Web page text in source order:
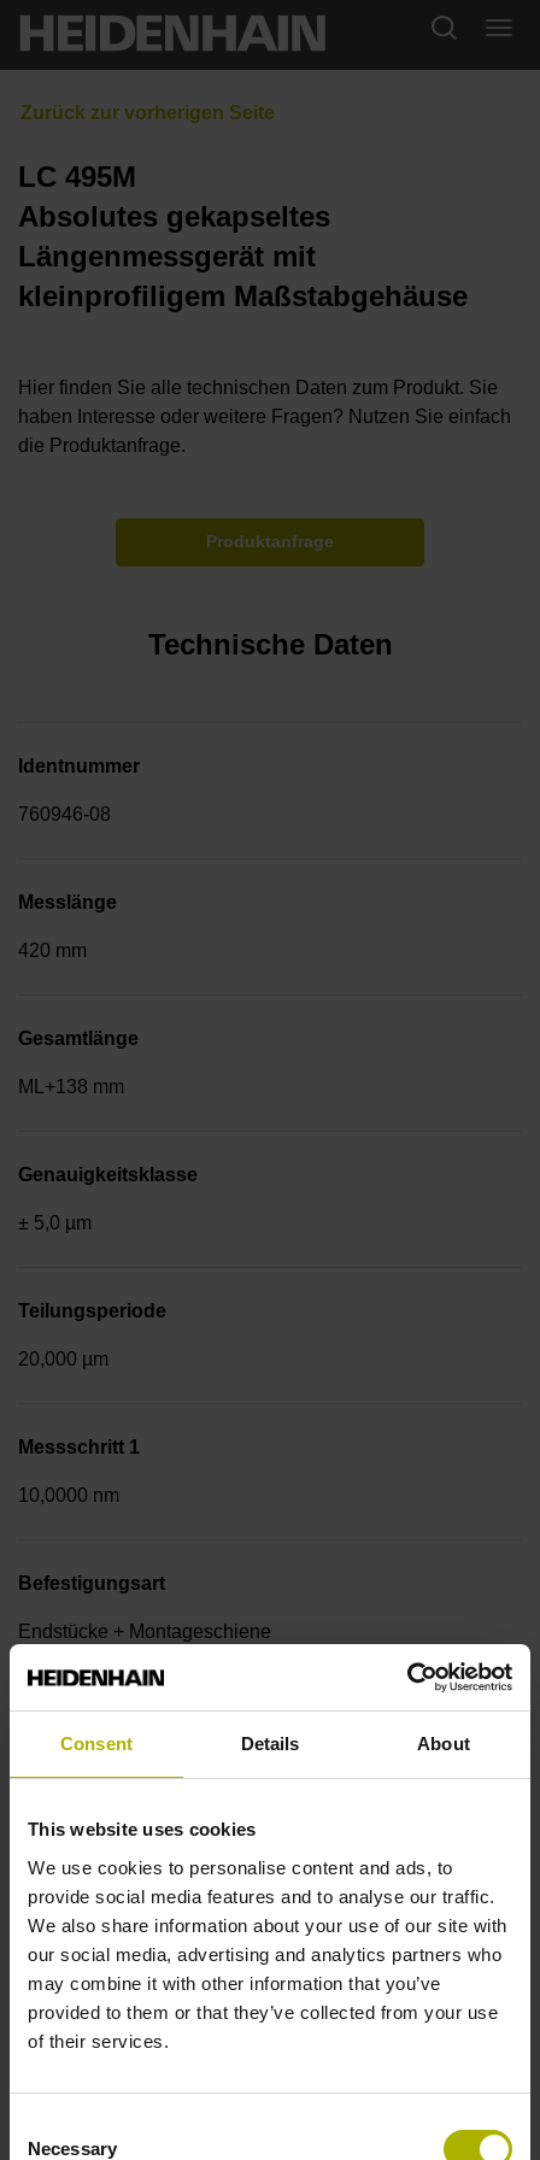
Consent Details About
This website uses cookies
We use cookies to personalise content and ads, to
provide social media features and to analyse our traffic.
We also share information about your use of our site with
our social media, advertising and analytics partners who
may combine it with other information that you’ve
provided to them or that they’ve collected from your use
of their services.
Selection
Necessary
LC 495M
Absolutes gekapseltes
Längenmessgerät mit
kleinprofiligem Maßstabgehäuse
Hier finden Sie alle technischen Daten zum Produkt. Sie
haben Interesse oder weitere Fragen? Nutzen Sie einfach
die Produktanfrage.
Produktanfrage
Technische Daten
Identnummer
760946-08
Messlänge
420 mm
Gesamtlänge
ML+138 mm
Genauigkeitsklasse
± 5,0 µm
Teilungsperiode
20,000 µm
Messschritt 1
10,0000 nm
Befestigungsart
Endstücke + Montageschiene
Ausgangssignal
ohne Wertangabe
Ausgabecode
Dual